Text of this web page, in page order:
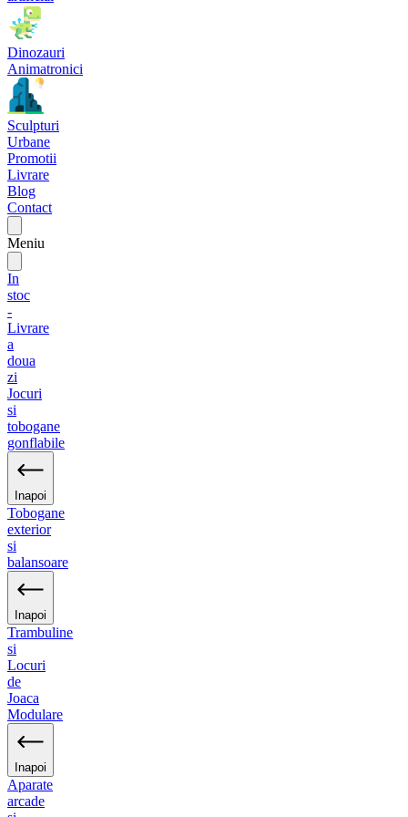
Dinozauri
Animatronici
Sculpturi
Urbane
Promotii
Livrare
Blog
Contact
Meniu
In
stoc
-
Livrare
a
doua
zi
Jocuri
si
tobogane
gonflabile
Inapoi
Tobogane
exterior
si
balansoare
Inapoi
Trambuline
si
Locuri
de
Joaca
Modulare
Inapoi
Aparate
arcade